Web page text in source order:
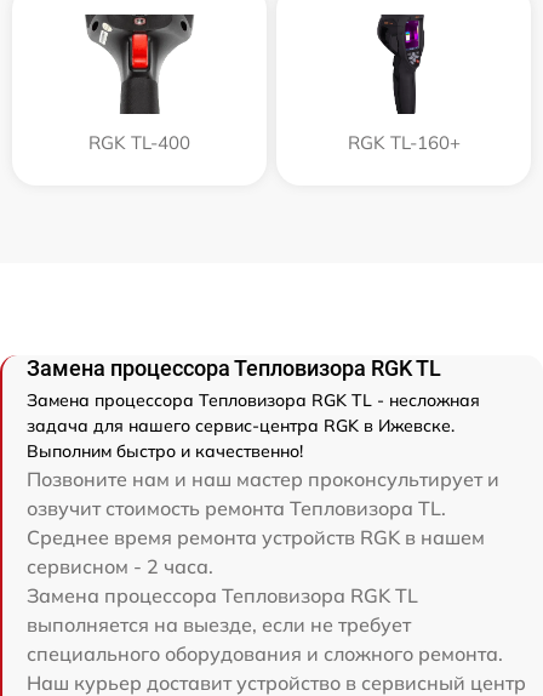
RGK TL-400 RGK TL-160+
Замена процессора Тепловизора RGK TL
Замена процессора Тепловизора RGK TL - несложная
задача для нашего сервис-центра RGK в Ижевске.
Выполним быстро и качественно!
Позвоните нам и наш мастер проконсультирует и
озвучит стоимость ремонта Тепловизора TL.
Среднее время ремонта устройств RGK в нашем
сервисном - 2 часа.
Замена процессора Тепловизора RGK TL
выполняется на выезде, если не требует
специального оборудования и сложного ремонта.
Наш курьер доставит устройство в сервисный центр